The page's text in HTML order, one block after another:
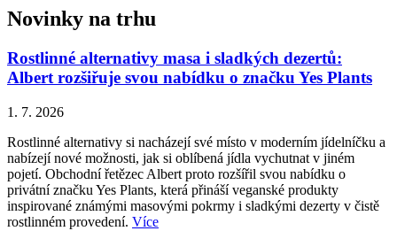
Novinky na trhu
Rostlinné alternativy masa i sladkých dezertů:
Albert rozšiřuje svou nabídku o značku Yes Plants
1. 7. 2026
Rostlinné alternativy si nacházejí své místo v moderním jídelníčku a
nabízejí nové možnosti, jak si oblíbená jídla vychutnat v jiném
pojetí. Obchodní řetězec Albert proto rozšířil svou nabídku o
privátní značku Yes Plants, která přináší veganské produkty
inspirované známými masovými pokrmy i sladkými dezerty v čistě
rostlinném provedení. Více